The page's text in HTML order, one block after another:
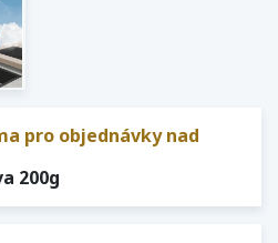
pro objednávky nad
200g